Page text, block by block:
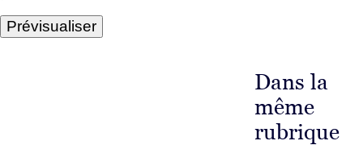
Dans la
même
rubrique